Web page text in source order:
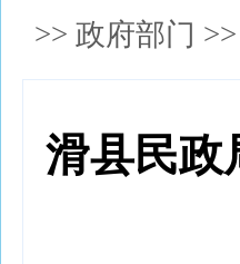
>> 政府部门 >>
滑县民政